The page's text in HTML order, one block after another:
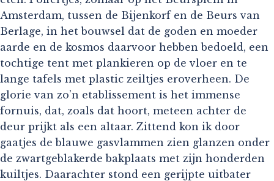
Amsterdam, tussen de Bijenkorf en de Beurs van
Berlage, in het bouwsel dat de goden en moeder
aarde en de kosmos daarvoor hebben bedoeld, een
tochtige tent met plankieren op de vloer en te
lange tafels met plastic zeiltjes eroverheen. De
glorie van zo’n etablissement is het immense
fornuis, dat, zoals dat hoort, meteen achter de
deur prijkt als een altaar. Zittend kon ik door
gaatjes de blauwe gasvlammen zien glanzen onder
de zwartgeblakerde bakplaats met zijn honderden
kuiltjes. Daarachter stond een gerijpte uitbater